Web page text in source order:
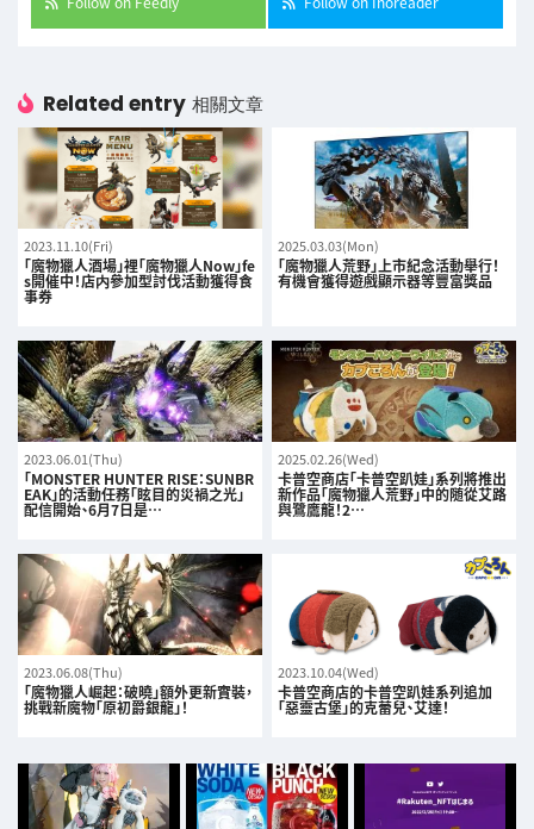
Related entry 相關文章
2023.11.10(Fri)
「魔物獵人酒場」裡「魔物獵人Now」fe
s開催中！店内參加型討伐活動獲得食
事券
2025.03.03(Mon)
「魔物獵人荒野」上市紀念活動舉行！
有機會獲得遊戲顯示器等豐富獎品
2023.06.01(Thu)
「MONSTER HUNTER RISE：SUNBR
EAK」的活動任務「眩目的災禍之光」
配信開始、6月7日是…
2025.02.26(Wed)
卡普空商店「卡普空趴娃」系列將推出
新作品「魔物獵人荒野」中的随從艾路
與鷺鷹龍！2…
2023.06.08(Thu)
「魔物獵人崛起：破曉」額外更新實裝，
挑戰新魔物「原初爵銀龍」！
2023.10.04(Wed)
卡普空商店的卡普空趴娃系列追加
「惡靈古堡」的克蕾兒、艾達！